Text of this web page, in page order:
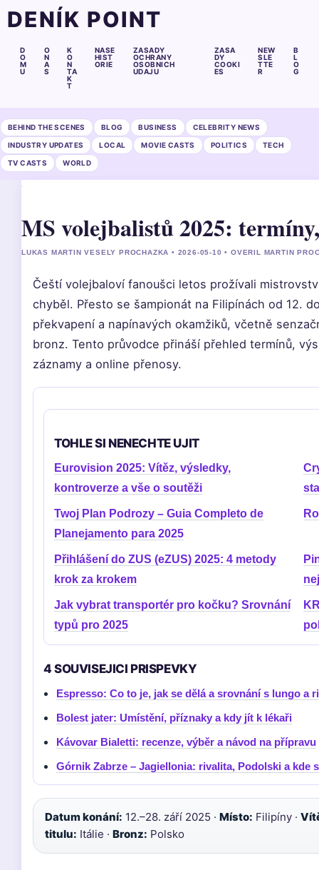
DENÍK POINT
D
O
M
U
O
N
A
S
K
O
N
TA
K
T
NASE
HIST
ORIE
ZASADY
OCHRANY
OSOBNICH
UDAJU
ZASA
DY
COOKI
ES
NEW
SLE
TTE
R
B
L
O
G
BEHIND THE SCENES BLOG BUSINESS CELEBRITY NEWS
INDUSTRY UPDATES LOCAL MOVIE CASTS POLITICS TECH
TV CASTS WORLD
MS volejbalistů 2025:
LUKAS MARTIN VESELY PROCHAZKA • 2026-05-10 • OVERIL MARTIN
Čeští volejbaloví fanoušci letos prožívali
chyběl. Přesto se šampionát na Filipínách od 12.
překvapení a napínavých okamžiků, včetně
bronz. Tento průvodce přináší přehled termínů,
záznamy a online přenosy.
TOHLE SI NENECHTE UJIT
Eurovision 2025: Vítěz, výsledky,
kontroverze a vše o soutěži
Twoj Plan Podrozy – Guia Completo de
Planejamento para 2025
Přihlášení do ZUS (eZUS) 2025: 4 metody
krok za krokem
Jak vybrat transportér pro kočku? Srovnání
typů pro 2025
4 SOUVISEJICI PRISPEVKY
Espresso: Co to je, jak se dělá a srovnání s lungo a
Bolest jater: Umístění, příznaky a kdy jít k lékaři
Kávovar Bialetti: recenze, výběr a návod na přípravu
Górnik Zabrze – Jagiellonia: rivalita, Podolski a kde
Datum konání: 12.–28. září 2025 · Místo: Filipíny ·
titulu: Itálie · Bronz: Polsko